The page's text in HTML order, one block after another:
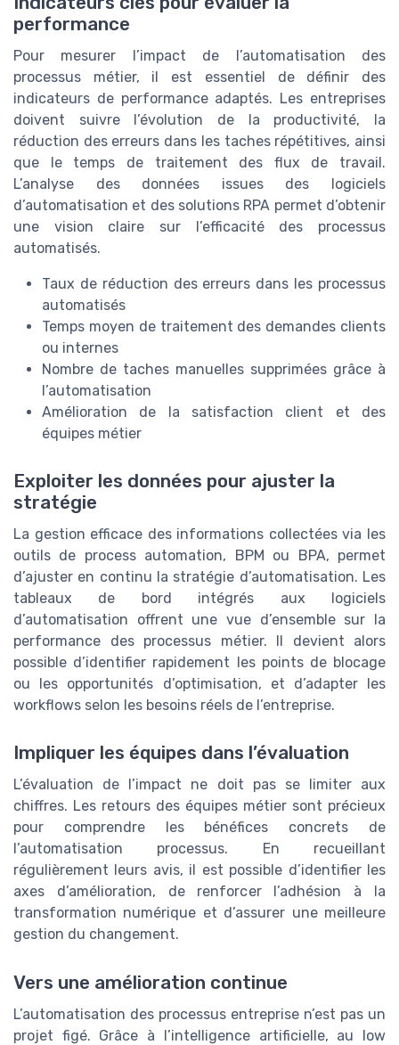
performance
Pour mesurer l’impact de l’automatisation des
processus métier, il est essentiel de définir des
indicateurs de performance adaptés. Les entreprises
doivent suivre l’évolution de la productivité, la
réduction des erreurs dans les taches répétitives, ainsi
que le temps de traitement des flux de travail.
L’analyse des données issues des logiciels
d’automatisation et des solutions RPA permet d’obtenir
une vision claire sur l’efficacité des processus
automatisés.
Taux de réduction des erreurs dans les processus
automatisés
Temps moyen de traitement des demandes clients
ou internes
Nombre de taches manuelles supprimées grâce à
l’automatisation
Amélioration de la satisfaction client et des
équipes métier
Exploiter les données pour ajuster la
stratégie
La gestion efficace des informations collectées via les
outils de process automation, BPM ou BPA, permet
d’ajuster en continu la stratégie d’automatisation. Les
tableaux de bord intégrés aux logiciels
d’automatisation offrent une vue d’ensemble sur la
performance des processus métier. Il devient alors
possible d’identifier rapidement les points de blocage
ou les opportunités d’optimisation, et d’adapter les
workflows selon les besoins réels de l’entreprise.
Impliquer les équipes dans l’évaluation
L’évaluation de l’impact ne doit pas se limiter aux
chiffres. Les retours des équipes métier sont précieux
pour comprendre les bénéfices concrets de
l’automatisation processus. En recueillant
régulièrement leurs avis, il est possible d’identifier les
axes d’amélioration, de renforcer l’adhésion à la
transformation numérique et d’assurer une meilleure
gestion du changement.
Vers une amélioration continue
L’automatisation des processus entreprise n’est pas un
projet figé. Grâce à l’intelligence artificielle, au low